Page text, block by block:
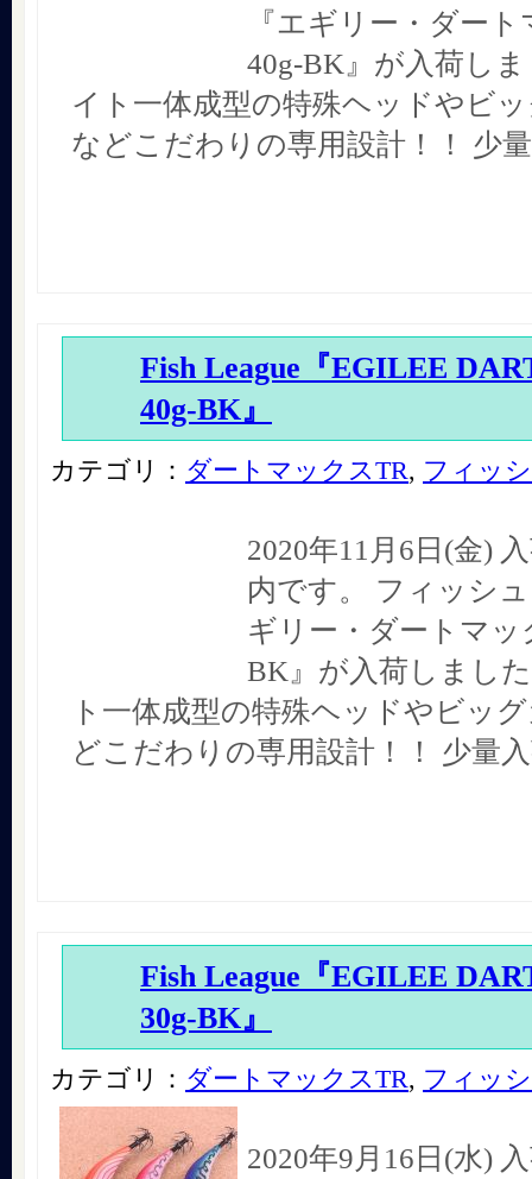
『エギリー・ダー
40g-BK』が入荷し
イト一体成型の特殊ヘッドやビ
などこだわりの専用設計！！ 少
Fish League『EGILEE
40g-BK』
カテゴリ： ダートマックスTR, フィッ
2020年11月6日(金)
内です。 フィッシ
ギリー・ダートマッ
BK』が入荷しまし
ト一体成型の特殊ヘッドやビッ
どこだわりの専用設計！！ 少量
Fish League『EGILEE
30g-BK』
カテゴリ： ダートマックスTR, フィッ
2020年9月16日(水)